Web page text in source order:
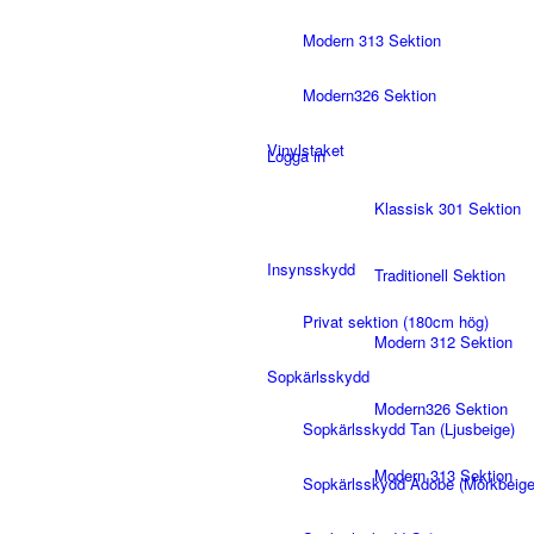
Logga in
Modern 313 Sektion
Modern326 Sektion
Vinylstaket
Klassisk 301 Sektion
Traditionell Sektion
Modern 312 Sektion
Modern326 Sektion
Modern 313 Sektion
Insynsskydd
Privat sektion (180cm hög)
Sopkärlsskydd
Sopkärlsskydd Tan (Ljusbeige)
Sopkärlsskydd Adobe